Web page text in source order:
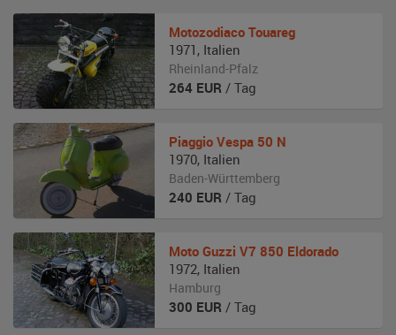
Motozodiaco Touareg
1971 , Italien
Rheinland-Pfalz
264 EUR / Tag
Piaggio Vespa 50 N
1970, Italien
Baden-Württemberg
240 EUR / Tag
Moto Guzzi V7 850 Eldorado
1972, Italien
Hamburg
300 EUR / Tag